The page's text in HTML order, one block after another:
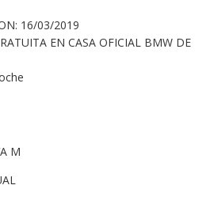
16/03/2019
EN CASA OFICIAL BMW DE
M